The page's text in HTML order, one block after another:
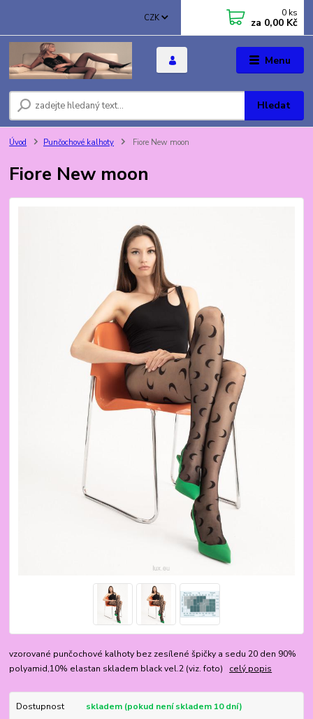
Menu
CZK
Hledat
0 ks
za 0,00 Kč
Úvod Punčochové kalhoty Fiore New moon
Fiore New moon
vzorované punčochové kalhoty bez zesílené špičky a sedu 20 den 90%
polyamid,10% elastan skladem black vel.2 (viz. foto) celý popis
Dostupnost
skladem (pokud není skladem 10 dní)